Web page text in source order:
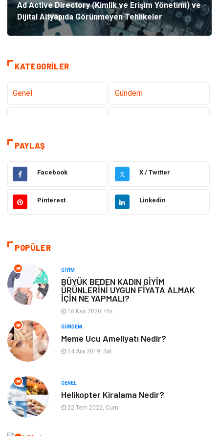
Ad Active Directory (Kimlik ve Erişim Yönetimi) ve
Dijital Altyapıda Görünmeyen Tehlikeler
KATEGORILER
Genel Gündem
Sağlık
Elektrik Elektronik Gıda
Giyim Ulaşım ve Taşımacılık
Alışveriş
Otomotiv
Eğitim Kurumları Yapı İnşaat
Güzellik Mobilya
Bahçe Ev Maden ve Metal
Finans & Ekonomi
PAYLAŞ
Facebook X X / Twitter
Pinterest Linkedin
POPÜLER
GIYIM
BÜYÜK BEDEN KADIN GİYİM
ÜRÜNLERİNİ UYGUN FİYATA ALMAK
İÇİN NE YAPMALI?
16 Kas 2020, Pts
GÜNDEM
Meme Ucu Ameliyatı Nedir?
24 Ara 2019, Sal
GENEL
Helikopter Kiralama Nedir?
22 Tem 2022, Cum